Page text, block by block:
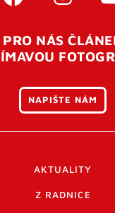
PRO NÁS
NAPIŠTE NÁM
AKTUALITY
Z RADNICE